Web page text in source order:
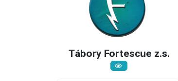
Tábory Fortescue z.s.